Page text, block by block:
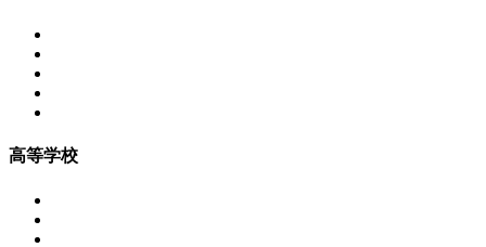
高等学校